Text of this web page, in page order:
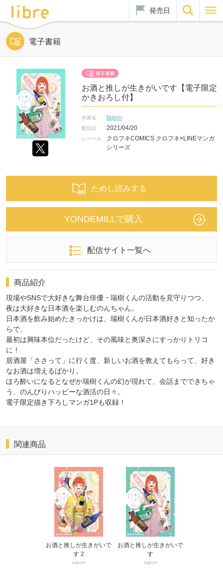
発売日
電子書籍
お酒と推しが生きがいです【電子限定
かきおろし付】
作家名 tapon
配信日 2021/04/20
レーベル
クロフネCOMICS クロフネ×LINEマンガ
シリーズ
ためし読みする
YONDEMILLで購入
配信サイト一覧へ
商品紹介
現場やSNSで大好きな舞台俳優・瑞樹くんの活動を見守りつつ、
夜は大好きな日本酒を楽しむのんちゃん。
日本酒を飲み始めたきっかけは、瑞樹くんが日本酒好きと知ったか
らで、
最初は興味本位だったけど、その風味と奥深さにすっかりトリコ
に！
居酒屋「ささって」に行く度、新しいお酒を教えてもらって、好き
なお酒は増えるばかり。
ほろ酔いになるとなぜか瑞樹くんの幻が現れて、会話までできちゃ
う、のんびりハッピーな酒活の日々。
電子限定描き下ろしマンガ1Pも収録！
関連商品
お酒と推しが生きがいで
す 2
tapon
お酒と推しが生きがいで
す
tapon